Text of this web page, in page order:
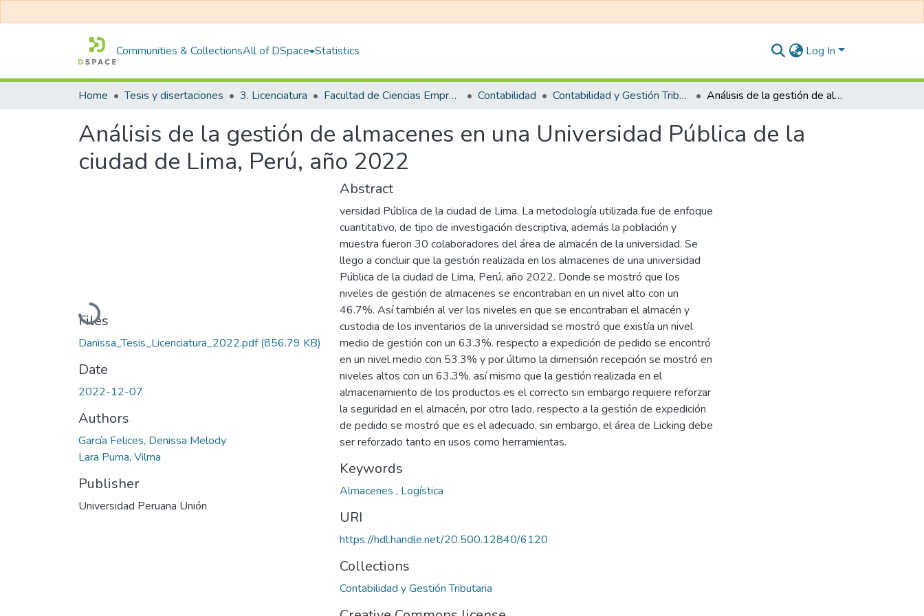
Communities & CollectionsAll of DSpace Statistics Log In
Home Tesis y disertaciones 3. Licenciatura Facultad de Ciencias Empresariales Contabilidad Contabilidad y Gestión Tributaria Análisis de la gestión de almacenes en una Universidad Pública de la ciudad de Lima, Perú, año 2022
Análisis de la gestión de almacenes en una Universidad Pública de la
ciudad de Lima, Perú, año 2022
Loading...
Files
Danissa_Tesis_Licenciatura_2022.pdf(856.79 KB)
Date
2022-12-07
Authors
García Felices, Denissa Melody
Lara Puma, Vilma
Publisher
Universidad Peruana Unión
Abstract
versidad Pública de la ciudad de Lima. La metodología utilizada fue de enfoque
cuantitativo, de tipo de investigación descriptiva, además la población y
muestra fueron 30 colaboradores del área de almacén de la universidad. Se
llego a concluir que la gestión realizada en los almacenes de una universidad
Pública de la ciudad de Lima, Perú, año 2022. Donde se mostró que los
niveles de gestión de almacenes se encontraban en un nivel alto con un
46.7%. Así también al ver los niveles en que se encontraban el almacén y
custodia de los inventarios de la universidad se mostró que existía un nivel
medio de gestión con un 63.3%. respecto a expedición de pedido se encontró
en un nivel medio con 53.3% y por último la dimensión recepción se mostró en
niveles altos con un 63.3%, así mismo que la gestión realizada en el
almacenamiento de los productos es el correcto sin embargo requiere reforzar
la seguridad en el almacén, por otro lado, respecto a la gestión de expedición
de pedido se mostró que es el adecuado, sin embargo, el área de Licking debe
ser reforzado tanto en usos como herramientas.
Keywords
Almacenes , Logística
URI
https://hdl.handle.net/20.500.12840/6120
Collections
Contabilidad y Gestión Tributaria